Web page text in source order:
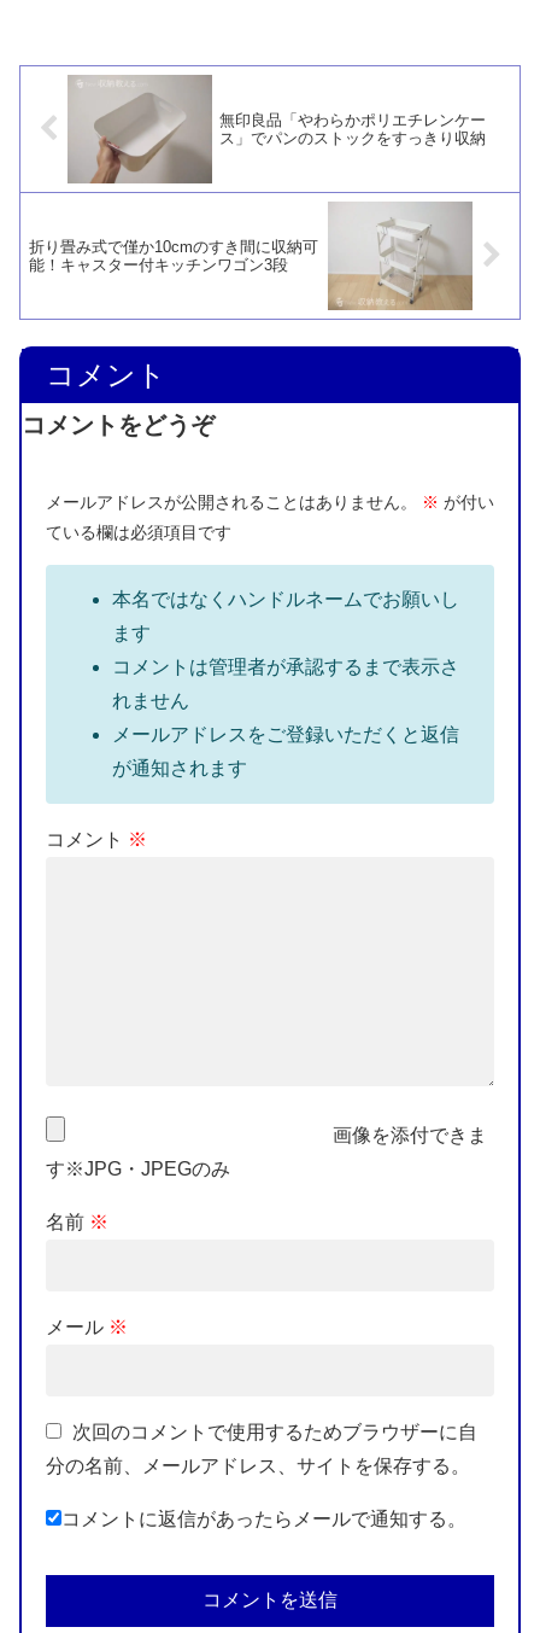
た。
無印良品「やわらかポリエチレンケー
ス」でパンのストックをすっきり収納
折り畳み式で僅か10cmのすき間に収納可
能！キャスター付キッチンワゴン3段
コメント
コメントをどうぞ
メールアドレスが公開されることはありません。 ※ が付い
ている欄は必須項目です
本名ではなくハンドルネームでお願いし
ます
コメントは管理者が承認するまで表示さ
れません
メールアドレスをご登録いただくと返信
が通知されます
コメント ※
画像を添付できま
す※JPG・JPEGのみ
名前 ※
メール ※
次回のコメントで使用するためブラウザーに自
分の名前、メールアドレス、サイトを保存する。
コメントに返信があったらメールで通知する。